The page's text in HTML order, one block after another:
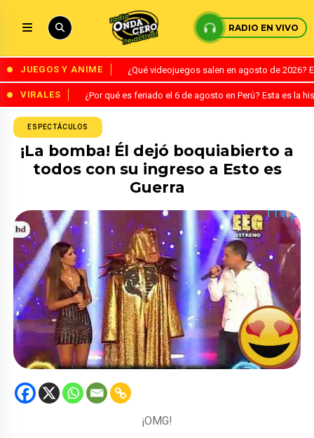
RADIO EN VIVO
JUEGOS Y ANIME ¿Qué videojuegos salen en agosto de
VIRALES ¿Por qué es feriado el 6 de agosto en Perú? Esta es la
ESPECTÁCULOS
¡La bomba! Él dejó boquiabierto a
todos con su ingreso a Esto es
Guerra
¡OMG!